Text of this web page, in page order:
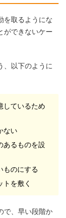
を取るようにな
ができないケー
、以下のように
しているため
ない
あるものを設
ものにする
を敷く
で、早い段階か